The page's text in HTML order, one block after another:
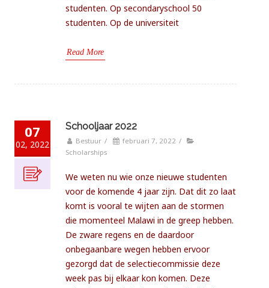
studenten. Op secondaryschool 50
studenten. Op de universiteit
Read More
07
02, 2022
Schooljaar 2022
Bestuur / februari 7, 2022 /
Scholarships
We weten nu wie onze nieuwe studenten
voor de komende 4 jaar zijn. Dat dit zo laat
komt is vooral te wijten aan de stormen
die momenteel Malawi in de greep hebben.
De zware regens en de daardoor
onbegaanbare wegen hebben ervoor
gezorgd dat de selectiecommissie deze
week pas bij elkaar kon komen. Deze